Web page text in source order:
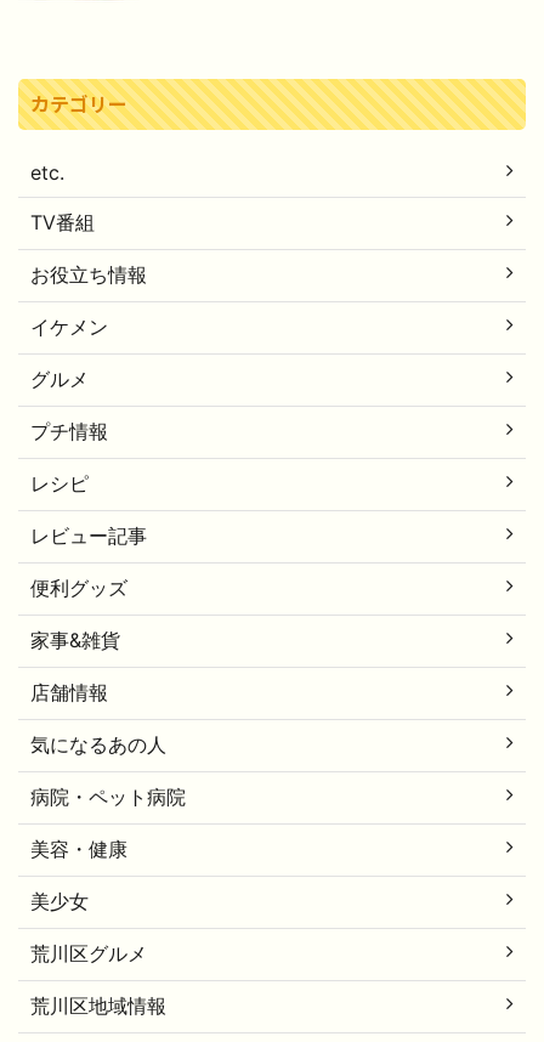
カテゴリー
etc.
TV番組
お役立ち情報
イケメン
グルメ
プチ情報
レシピ
レビュー記事
便利グッズ
家事&雑貨
店舗情報
気になるあの人
病院・ペット病院
美容・健康
美少女
荒川区グルメ
荒川区地域情報